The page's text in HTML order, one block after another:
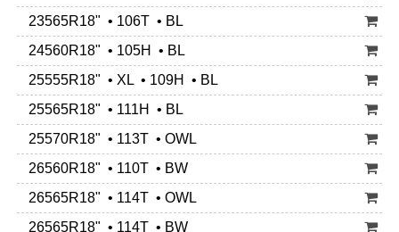
23565R18" • 106T • BL
24560R18" • 105H • BL
25555R18" • XL • 109H • BL
25565R18" • 111H • BL
25570R18" • 113T • OWL
26560R18" • 110T • BW
26565R18" • 114T • OWL
26565R18" • 114T • BW